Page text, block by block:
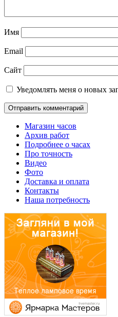
Имя
Email
Сайт
Уведомлять меня о новых
Магазин часов
Архив работ
Подробнее о часах
Про точность
Видео
Фото
Доставка и оплата
Контакты
Наша потребность